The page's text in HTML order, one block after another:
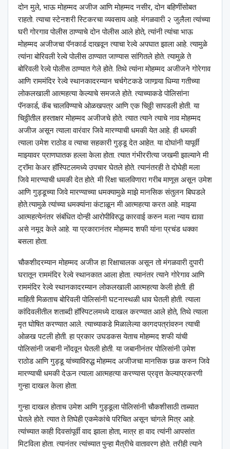
दोन मुले, भाऊ मोहम्मद अजीज आणि मोहम्मद नसीर, दोन बहिणींसोबत
राहतो. त्याचा स्टेनशरी स्टिकरचा व्यवसाय आहे. मंगळवारी २ जुलैला त्यांच्या
घरी गोरगाव पोलीस ठाण्याचे दोन पोलीस आले होते, त्यांनी त्यांचा भाऊ
मोहम्मद अजीजचा पॅनकार्ड दाखवून त्याचा रेल्वे अपघात झाला आहे. त्यामुळे
त्यांना बोरिवली रेल्वे पोलीस ठाण्यात जाण्यास सांगितले होते. त्यामुळे ते
बोरिवली रेल्वे पोलीस ठाण्यात गेले होते. तिथे त्यांना मोहम्मद अजीजने गोरेगाव
आणि राममंदिर रेल्वे स्थानकादरम्यान चर्चगेटकडे जाणार्‍या धिम्या गतीच्या
लोकलखाली आत्महत्या केल्याचे समजले होते. त्याच्याकडे पोलिसांना
पॅनकार्ड, कॅब चालविण्याचे ओळखपत्र आणि एक चिठ्ठी सापडली होती. या
चिठ्ठीतील हस्ताक्षर मोहम्मद अजीजचे होते. त्यात त्याने त्याचे नाव मोहम्मद
अजीज असून त्याला वारंवार जिवे मारण्याची धमकी येत आहे. ही धमकी
त्याला उमेश राठोड व त्याचा सहकारी गुड्डू देत आहेत. या दोघांनी यापूर्वी
माझ्यावर प्राणघातक हल्ला केला होता. त्यात गंभीररीत्या जखमी झाल्याने मी
ट्रॉमा केअर हॉस्पिटलमध्ये उपचार घेतले होते. त्यानंतरही ते दोघेही मला
जिवे मारण्याची धमकी देत होते. मी रिक्षा चालविणारा गरीब माणूस असून उमेश
आणि गुड्डूच्या जिवे मारण्याच्या धमक्यामुळे माझे मानसिक संतुलन बिघडले
होते.त्यामुळे त्यांच्या धमक्यांना कंटाळून मी आत्महत्या करत आहे. माझ्या
आत्महत्येनंतर संबंधित दोन्ही आरोपीविरुद्ध कारवाई करुन मला न्याय द्यावा
असे नमूद केले आहे. या प्रकारानंतर मोहम्मद शफी यांना प्रचंड धक्का
बसला होता.
चौकशीदरम्यान मोहम्मद अजीज हा रिक्षाचालक असून तो मंगळवारी दुपारी
घरातून राममंदिर रेल्वे स्थानकात आला होता. त्यानंतर त्याने गोरेगाव आणि
राममंदिर रेल्वे स्थानकादरम्यान लोकलखाली आत्महत्या केली होती. ही
माहिती मिळताच बोरिवली पोलिसांनी घटनास्थळी धाव घेतली होती. त्याला
कांदिवलीतील शताब्दी हॉस्पिटलमध्ये दाखल करण्यात आले होते, तिथे त्याला
मृत घोषित करण्यात आले. त्याच्याकडे मिळालेल्या कागदपत्रांवरुन त्याची
ओळख पटली होती. हा प्रकार उघडकस येताच मोहम्मद शफी यांची
पोलिसांनी जबानी नोंदवून घेतली होती. या जबानीनंतर पोलिसांनी उमेश
राठोड आणि गुड्डू यांच्याविरुद्ध मोहम्मद अजीजचा मानसिक छळ करुन जिवे
मारण्याची धमकी देऊन त्याला आत्महत्या करण्यास प्रवृत्त केल्याप्रकरणी
गुन्हा दाखल केला होता.
गुन्हा दाखल होताच उमेश आणि गुड्डूला पोलिसांनी चौकशीसाठी ताब्यात
घेतले होते. त्यात ते तिघेही एकमेकांचे परिचित असून चांगले मित्र आहे.
त्यांच्यात काही दिवसांपूर्वी वाद झाला होता, मात्र हा वाद त्यांनी आपसांत
मिटविला होता. त्यानंतर त्यांच्यात पुन्हा मैत्रीचे वातावरण होते. तरीही त्याने